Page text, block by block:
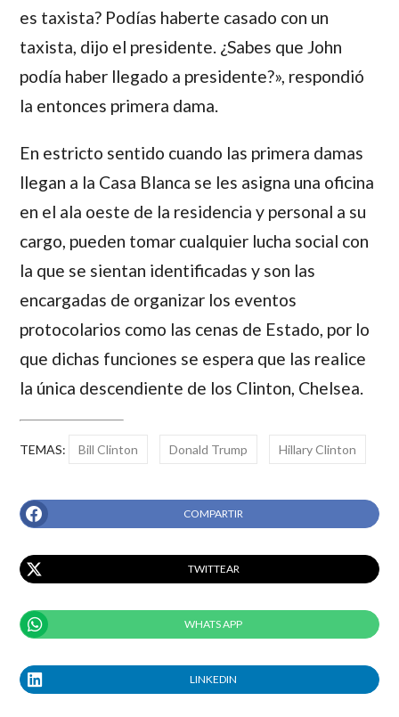
es taxista? Podías haberte casado con un
taxista, dijo el presidente. ¿Sabes que John
podía haber llegado a presidente?», respondió
la entonces primera dama.
En estricto sentido cuando las primera damas
llegan a la Casa Blanca se les asigna una oficina
en el ala oeste de la residencia y personal a su
cargo, pueden tomar cualquier lucha social con
la que se sientan identificadas y son las
encargadas de organizar los eventos
protocolarios como las cenas de Estado, por lo
que dichas funciones se espera que las realice
la única descendiente de los Clinton, Chelsea.
TEMAS: Bill Clinton Donald Trump Hillary Clinton
COMPARTIR
TWITTEAR
WHATS APP
LINKEDIN